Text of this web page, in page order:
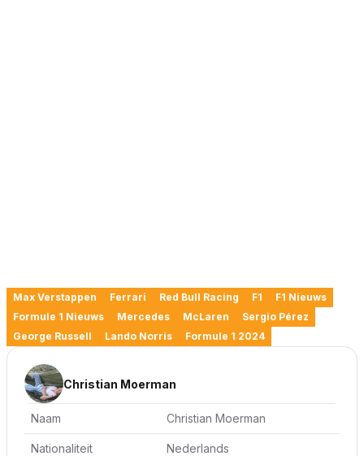
Max Verstappen Ferrari Red Bull Racing F1
F1 Nieuws
Formule 1 Nieuws
Mercedes McLaren
Sergio Pérez
George Russell
Lando Norris Formule 1 2024
Christian Moerman
Naam Christian Moerman
Nationaliteit Nederlands